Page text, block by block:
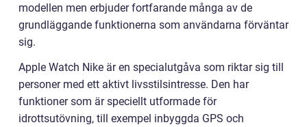
modellen men erbjuder fortfarande många av de
grundläggande funktionerna som användarna förväntar
sig.
Apple Watch Nike är en specialutgåva som riktar sig till
personer med ett aktivt livsstilsintresse. Den har
funktioner som är speciellt utformade för
idrottsutövning, till exempel inbyggda GPS och